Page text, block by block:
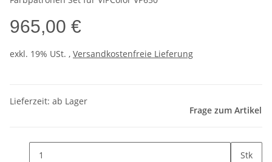
965,00 €
exkl. 19% USt. , Versandkostenfreie Lieferung
Lieferzeit: ab Lager
Frage zum Artikel
Stk